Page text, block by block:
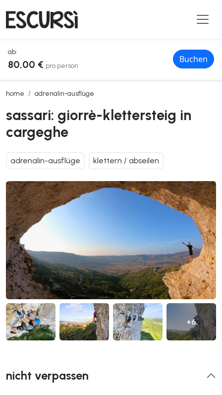
ab:
80,00 € pro person
Buchen
home adrenalin-ausflüge
sassari: giorrè-klettersteig in cargeghe
sassari: giorrè-klettersteig in
cargeghe
adrenalin-ausflüge klettern / abseilen
+6
nicht verpassen